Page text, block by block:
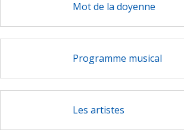
Mot de la doyenne
Programme musical
Les artistes